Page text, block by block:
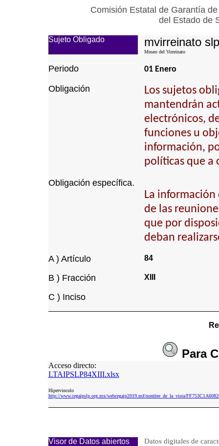
Comisión Estatal de Garantía
del Estado de
Sujeto Obligado mvirreinato slp
Museo del Virreinato
Periodo 01 Enero
Obligación
Los sujetos
mantendrán
electrónicos,
funciones u
información,
políticas que a
Obligación específica.
La información
de las
que por
deban
A ) Artículo 84
B ) Fracción XIII
C ) Inciso
Para
Acceso directo:
LTAIPSLP84XIII.xlsx
Hipervinculo
http://www.cegaipslp.org.mx/webcegaip2019.nsf/nombre_de_la_vista/
Visor de Datos abiertos
Datos digitales de